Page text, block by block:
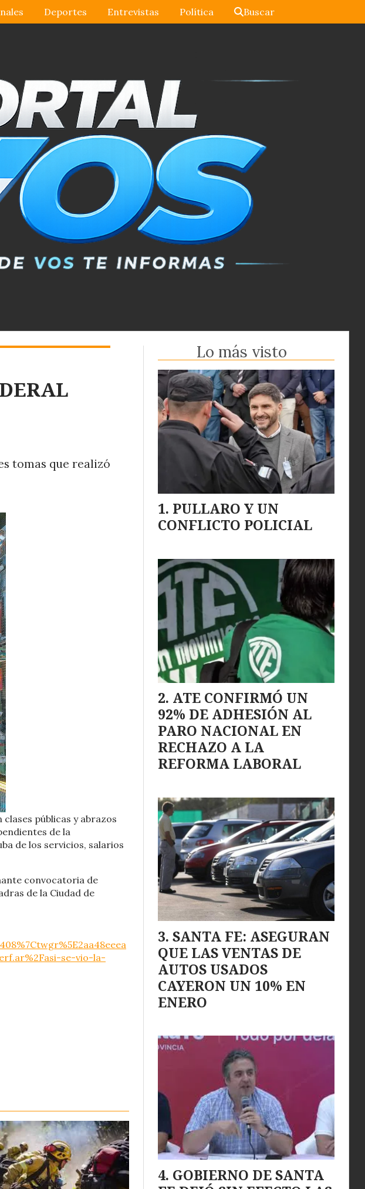
Deportes Entrevistas Política Buscar
tomas que realizó
públicas y abrazos
de la
de los servicios, salarios
convocatoria de
de la Ciudad de
se-vio-la-
Lo más visto
PULLARO Y UN
CONFLICTO POLICIAL
ATE CONFIRMÓ UN
92% DE ADHESIÓN AL
PARO NACIONAL EN
RECHAZO A LA
REFORMA LABORAL
SANTA FE: ASEGURAN
QUE LAS VENTAS DE
AUTOS USADOS
CAYERON UN 10% EN
ENERO
GOBIERNO DE SANTA